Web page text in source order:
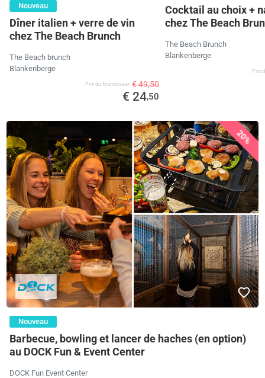
Nouveau
Dîner italien + verre de vin
chez The Beach Brunch
The Beach brunch
Blankenberge
Prix ​​du fournisseur € 49,50
€ 24,50
Cocktail au choix +
chez The Beach
The Beach Brunch
Blankenberge
Prix
20%
Nouveau
Barbecue, bowling et lancer de haches (en option)
au DOCK Fun & Event Center
DOCK Fun Event Center